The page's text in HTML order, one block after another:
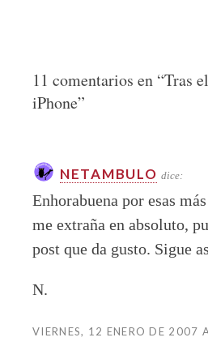
11 comentarios en “Tras
iPhone”
NETAMBULO dice:
Enhorabuena por esas
me extraña en absoluto,
post que da gusto. Sigue
N.
VIERNES, 12 ENERO DE 2007